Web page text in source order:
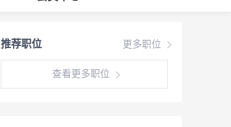
更多职位
推荐职位
查看更多职位